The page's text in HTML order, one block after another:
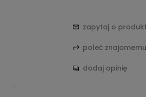
zapytaj o produkt
poleć znajomemu
dodaj opinię